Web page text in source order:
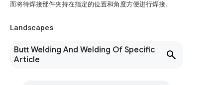
而将待焊接部件夹持在指定的位置和角度方便进行焊接。
Landscapes
Butt Welding And Welding Of Specific
Article